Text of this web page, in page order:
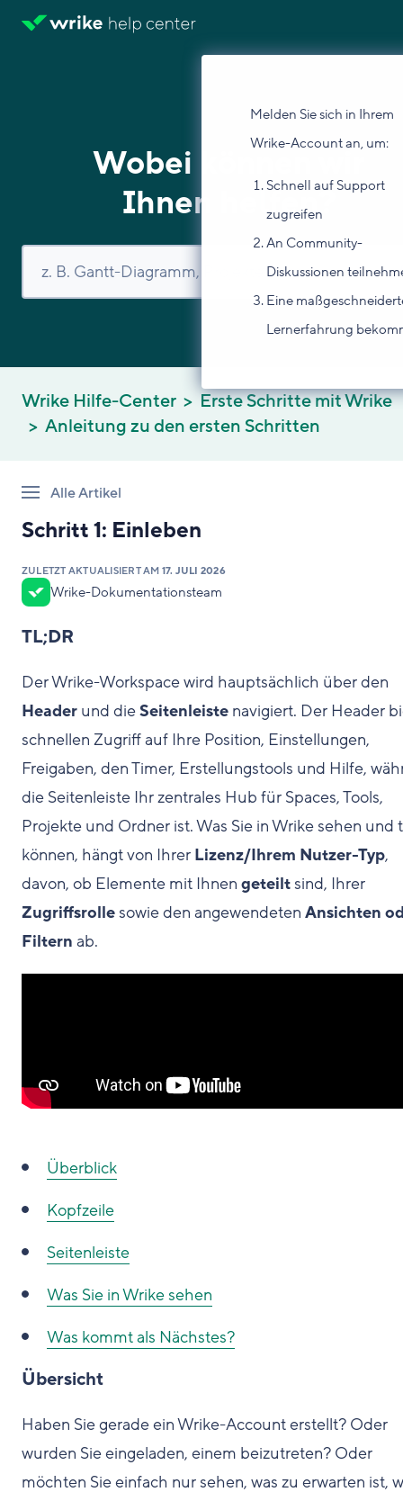
Melden Sie sich in Ihrem
Wrike-Account an, um:
Schnell auf Support
zugreifen
An Community-
Diskussionen
Eine
Lernerfahrung
Wobei können wir
Ihnen helfen?
Wrike Hilfe-Center
Erste Schritte mit Wrike
Anleitung zu den ersten Schritten
Alle Artikel
Schritt 1: Einleben
ZULETZT AKTUALISIERT AM 17. JULI 2026
Wrike-Dokumentationsteam
TL;DR
Der Wrike-Workspace wird hauptsächlich über den
Header und dieSeitenleiste navigiert. Der Header
schnellen Zugriff auf Ihre Position, Einstellungen,
Freigaben, den Timer, Erstellungstools und Hilfe,
die Seitenleiste Ihr zentrales Hub für Spaces, Tools,
Projekte und Ordner ist. Was Sie in Wrike sehen und
können, hängt von Ihrer Lizenz/Ihrem Nutzer-Typ,
davon, ob Elemente mit Ihnen geteiltsind, Ihrer
Zugriffsrollesowie den angewendeten Ansichten
Filtern ab.
Überblick
Kopfzeile
Seitenleiste
Was Sie in Wrike sehen
Was kommt als Nächstes?
Übersicht
Haben Sie gerade ein Wrike-Account erstellt? Oder
wurden Sie eingeladen, einem beizutreten? Oder
möchten Sie einfach nur sehen, was zu erwarten ist,